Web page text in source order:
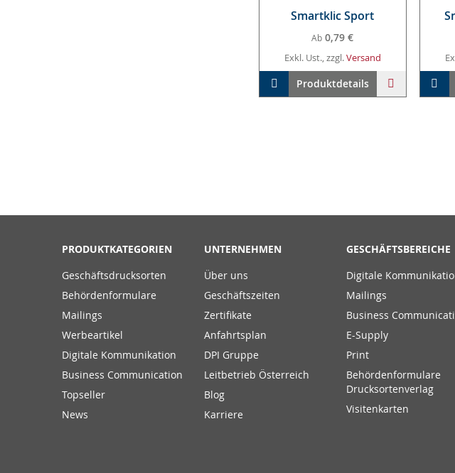
Smart­klic Sport
Ab 0,79 €
Exkl. Ust., zzgl.Versand
In den Warenkorb
Produktdetails
In
PRODUKTKATEGORIEN
Geschäftsdrucksorten
Behördenformulare
Mailings
Werbeartikel
Digitale Kommunikation
Business Communication
Topseller
News
UNTERNEHMEN
Über uns
Geschäftszeiten
Zertifikate
Anfahrtsplan
DPI Gruppe
Leitbetrieb Österreich
Blog
Karriere
GESCHÄFTSBEREICHE
Digitale
Mailings
Business
E-Supply
Print
Behördenformulare
Drucksortenverlag
Visitenkarten